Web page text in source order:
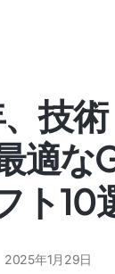
技
適な
ト10
2025年1月29日